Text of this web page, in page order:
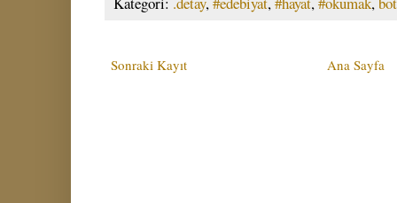
Sonraki Kayıt Ana Sayfa